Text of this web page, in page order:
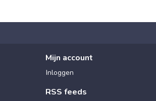
Mijn account
Inloggen
RSS feeds